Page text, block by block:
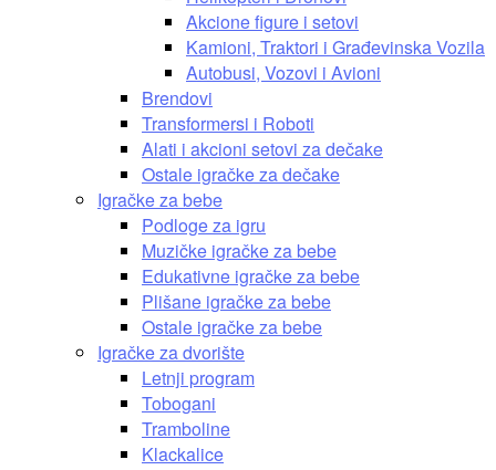
Akcione figure i setovi
Kamioni, Traktori i Građevinska Vozila
Autobusi, Vozovi i Avioni
Brendovi
Transformersi i Roboti
Alati i akcioni setovi za dečake
Ostale igračke za dečake
Igračke za bebe
Podloge za igru
Muzičke igračke za bebe
Edukativne igračke za bebe
Plišane igračke za bebe
Ostale igračke za bebe
Igračke za dvorište
Letnji program
Tobogani
Tramboline
Klackalice